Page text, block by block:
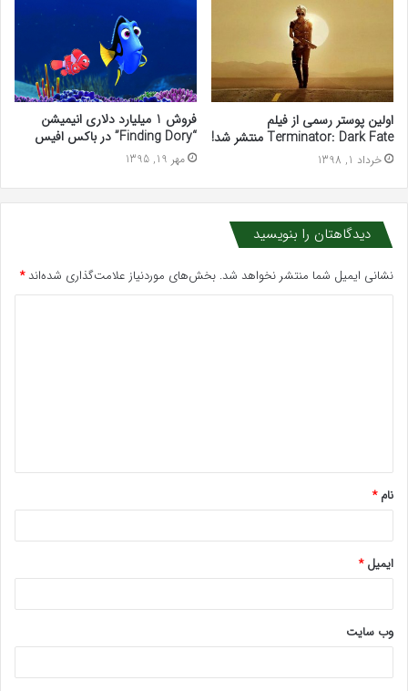
اولین پوستر رسمی از فیلم
Terminator: Dark Fate منتشر شد!
خرداد 1, 1398
فروش 1 میلیارد دلاری انیمیشن
“Finding Dory” در باکس افیس
مهر 19, 1395
دیدگاهتان را بنویسید
نشانی ایمیل شما منتشر نخواهد شد. بخش‌های موردنیاز علامت‌گذاری شده‌اند*
*
نام*
ایمیل*
وب‌ سایت